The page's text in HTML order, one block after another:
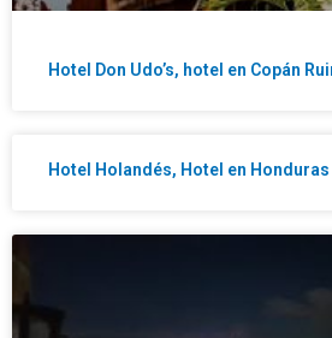
Hotel Don Udo’s, hotel en Copán
Hotel Holandés, Hotel en Honduras